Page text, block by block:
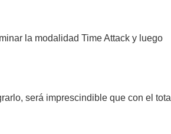
la modalidad Time Attack y luego
será imprescindible que con el total